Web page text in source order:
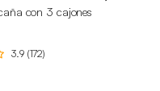
con 3 cajones
3.9 (172)